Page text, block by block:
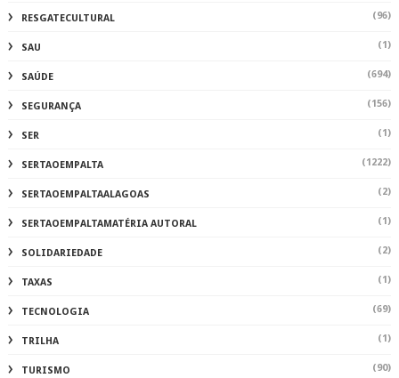
RESGATECULTURAL (96)
SAU (1)
SAÚDE (694)
SEGURANÇA (156)
SER (1)
SERTAOEMPALTA (1222)
SERTAOEMPALTAALAGOAS (2)
SERTAOEMPALTAMATÉRIA AUTORAL (1)
SOLIDARIEDADE (2)
TAXAS (1)
TECNOLOGIA (69)
TRILHA (1)
TURISMO (90)